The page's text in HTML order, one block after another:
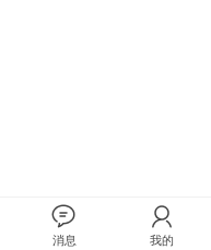
消息 我的